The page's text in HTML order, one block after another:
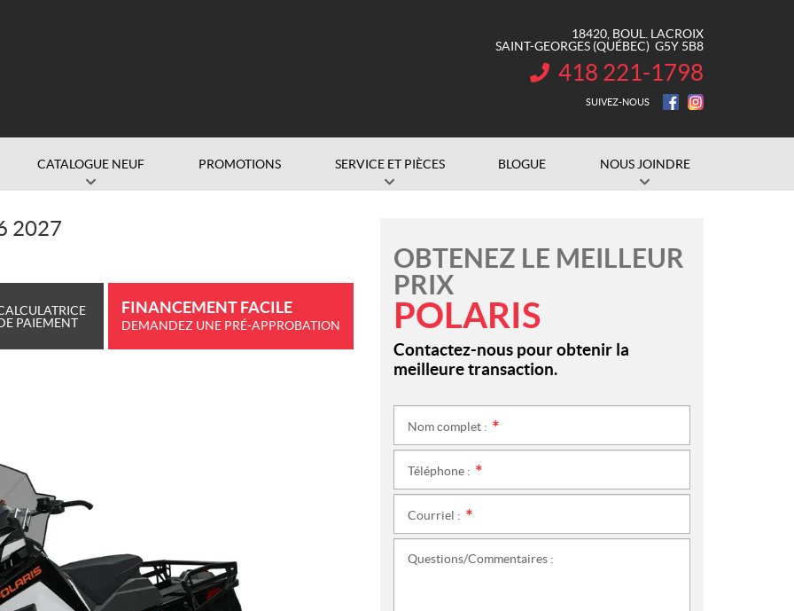
18420, BOUL. LACROIX
SAINT-GEORGES (QUÉBEC) G5Y 5B8
INFORMATION :
418 221-1798
SUIVEZ-NOUS
CATALOGUE NEUF PROMOTIONS SERVICE ET PIÈCES BLOGUE NOUS JOINDRE
2027
PAIEMENT
FINANCEMENT FACILE
DEMANDEZ UNE PRÉ-APPROBATION
OBTENEZ LE MEILLEUR
PRIX
POLARIS
Contactez-nous pour obtenir la
meilleure transaction.
Nom complet :
Téléphone :
Courriel :
Questions/Commentaires :